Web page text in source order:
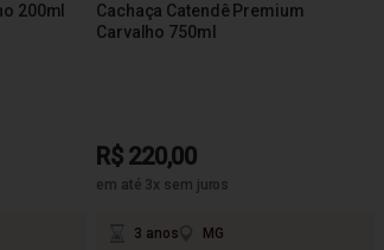
200ml
Cachaça Catendê Premium
Carvalho 750ml
R$ 220,00
em até 3x sem juros
3 anos MG